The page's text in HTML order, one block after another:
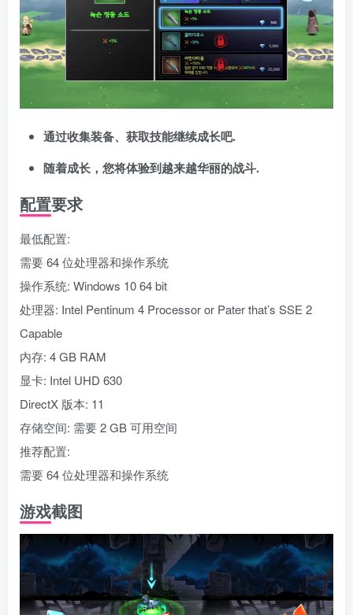
通过收集装备、获取技能继续成长吧.
随着成长，您将体验到越来越华丽的战斗.
配置要求
最低配置:
需要 64 位处理器和操作系统
操作系统: Windows 10 64 bit
处理器: Intel Pentinum 4 Processor or Pater that’s SSE 2
Capable
内存: 4 GB RAM
显卡: Intel UHD 630
DirectX 版本: 11
存储空间: 需要 2 GB 可用空间
推荐配置:
需要 64 位处理器和操作系统
游戏截图